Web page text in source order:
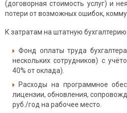
(договорная стоимость услуг) и
потери от возможных ошибок,
К затратам на штатную бухгалтерию
Фонд оплаты труда
нескольких сотрудников) с
40% от оклада).
Расходы на программное
лицензии, обновления,
руб./год на рабочее место.